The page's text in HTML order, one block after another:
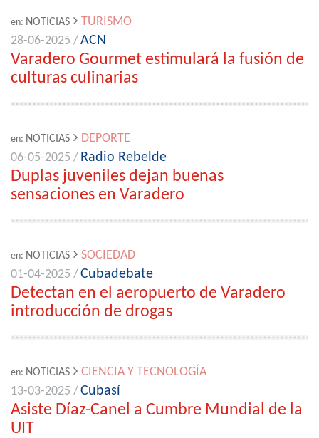
en: NOTICIAS
TURISMO
28-06-2025 /ACN
Varadero Gourmet estimulará la fusión de
culturas culinarias
en: NOTICIAS
DEPORTE
06-05-2025 / Radio Rebelde
Duplas juveniles dejan buenas
sensaciones en Varadero
en: NOTICIAS
SOCIEDAD
01-04-2025 /Cubadebate
Detectan en el aeropuerto de Varadero
introducción de drogas
en: NOTICIAS
CIENCIA Y TECNOLOGÍA
13-03-2025 /Cubasí
Asiste Díaz-Canel a Cumbre Mundial de la
UIT